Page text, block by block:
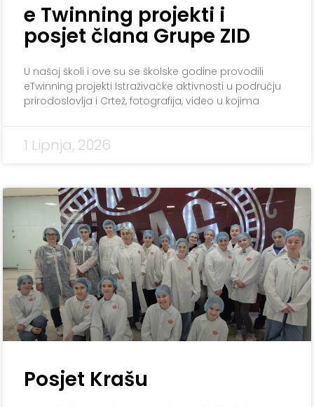
e Twinning projekti i
posjet člana Grupe ZID
U našoj školi i ove su se školske godine provodili
eTwinning projekti Istraživačke aktivnosti u području
prirodoslovlja i Crtež, fotografija, video u kojima
1 Lipnja, 2026
Posjet Krašu